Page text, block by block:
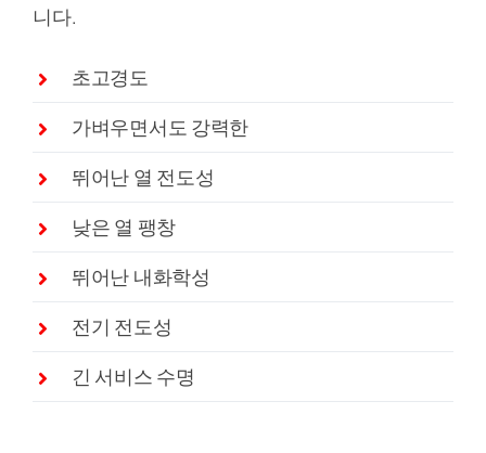
니다.
초고경도
가벼우면서도 강력한
뛰어난 열 전도성
낮은 열 팽창
뛰어난 내화학성
전기 전도성
긴 서비스 수명